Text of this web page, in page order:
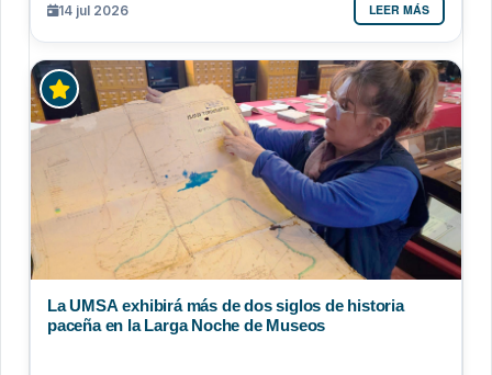
14 jul 2026 LEER MÁS
La UMSA exhibirá más de dos siglos de historia
paceña en la Larga Noche de Museos